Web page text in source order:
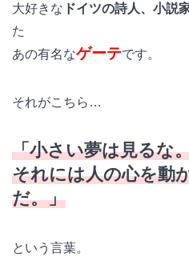
大好きな ドイツの詩人、小説
た
あの有名なゲーテです。
それがこちら…
「小さい夢は見るな
それには人の心を動
だ。」
という言葉。